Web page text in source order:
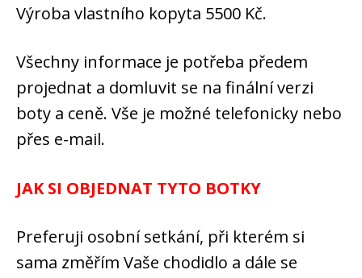
Výroba vlastního kopyta 5500 Kč.
Všechny informace je potřeba předem
projednat a domluvit se na finální verzi
boty a ceně. Vše je možné telefonicky nebo
přes e-mail.
JAK SI OBJEDNAT TYTO BOTKY
Preferuji osobní setkání, při kterém si
sama změřím Vaše chodidlo a dále se